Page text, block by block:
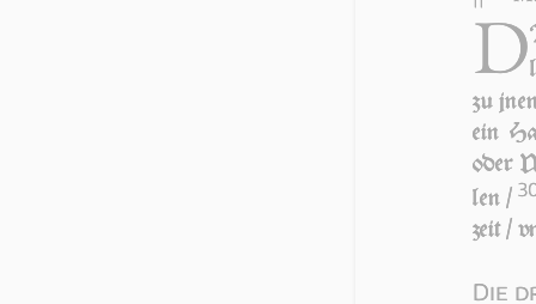
D
zu
ein
oder
len /
zeit /
Die